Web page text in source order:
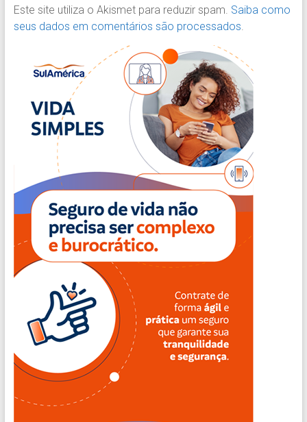
Este site utiliza o Akismet para reduzir spam. Saiba como
seus dados em comentários são processados